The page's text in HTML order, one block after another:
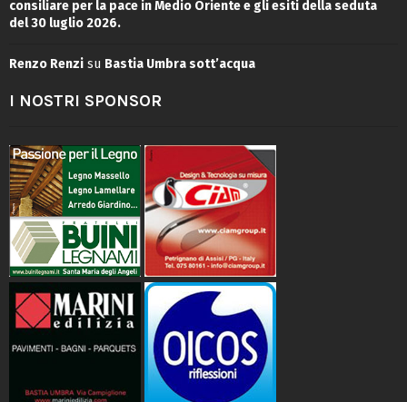
consiliare per la pace in Medio Oriente e gli esiti della seduta
del 30 luglio 2026.
Renzo Renzi su Bastia Umbra sott’acqua
I NOSTRI SPONSOR